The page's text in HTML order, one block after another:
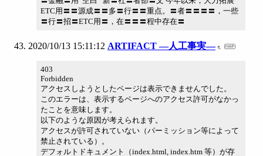
ETC用〓〓源成〓〓多〓行〓〓重点。〓者〓〓〓〓，一些
〓行〓招〓ETC用〓，在〓〓〓程中存在〓
2020/10/13 15:11:12 ARTIFACT ―人工事実―
403
Forbidden
アクセスしようとしたページは表示できませんでした。
このエラーは、表示するページへのアクセス許可がなかっ
たことを意味します。
以下のような原因が考えられます。
アクセスが許可されていない（パーミッション等によって
禁止されている）。
デフォルトドキュメント（index.html, index.htm 等）が存